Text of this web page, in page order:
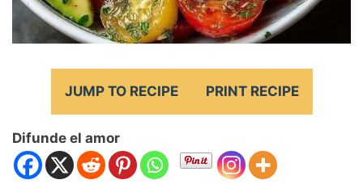
JUMP TO RECIPE PRINT RECIPE
Difunde el amor